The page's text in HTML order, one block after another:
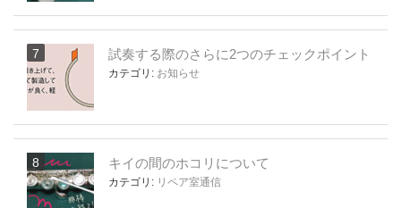
試奏する際のさらに2つのチェックポイント
カテゴリ: お知らせ
キイの間のホコリについて
カテゴリ: リペア室通信